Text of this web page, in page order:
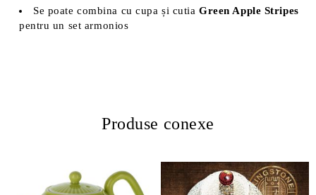
Se poate combina cu cupa și cutiaGreen Apple Stripes
pentru un set armonios
Produse conexe